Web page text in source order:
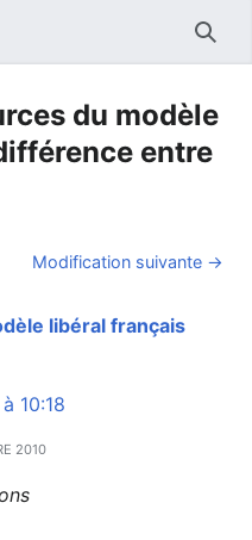
du modèle
entre
Modification suivante →
libéral français
10:18
2010